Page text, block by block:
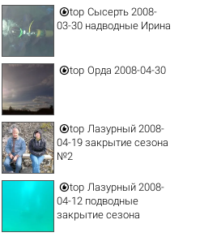
top Сысерть 2008-
03-30 надводные Ирина
top Орда 2008-04-30
top Лазурный 2008-
04-19 закрытие сезона
№2
top Лазурный 2008-
04-12 подводные
закрытие сезона